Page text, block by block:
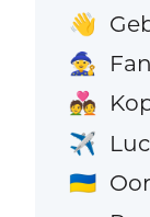
👋
🧙
💑
✈️
🇺🇦